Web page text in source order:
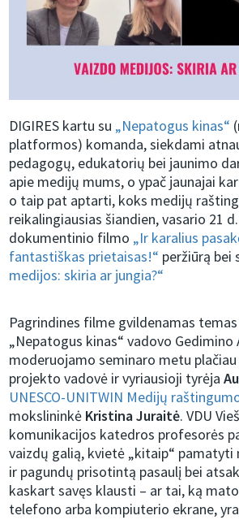
DIGIRES kartu su „Nepatogus kinas“
platformos) komanda, siekdami
pedagogų, edukatorių bei jaunimo
apie medijų mums, o ypač jaunajai
o taip pat aptarti, koks medijų
reikalingiausias šiandien, vasario 21
dokumentinio filmo „Ir karalius
fantastiškas prietaisas!“ peržiūrą bei
medijos: skiria ar jungia?“
Pagrindines filme gvildenamas
„Nepatogus kinas“ vadovo Gedimino
moderuojamo seminaro metu
projekto vadovė ir vyriausioji tyrėja
UNESCO-UNITWIN Medijų
mokslininkė Kristina Juraitė. VDU
komunikacijos katedros profesorės
vaizdų galią, kvietė „kitaip“ pamatyti
ir pagundų prisotintą pasaulį bei
kaskart savęs klausti – ar tai, ką
telefono arba kompiuterio ekrane,